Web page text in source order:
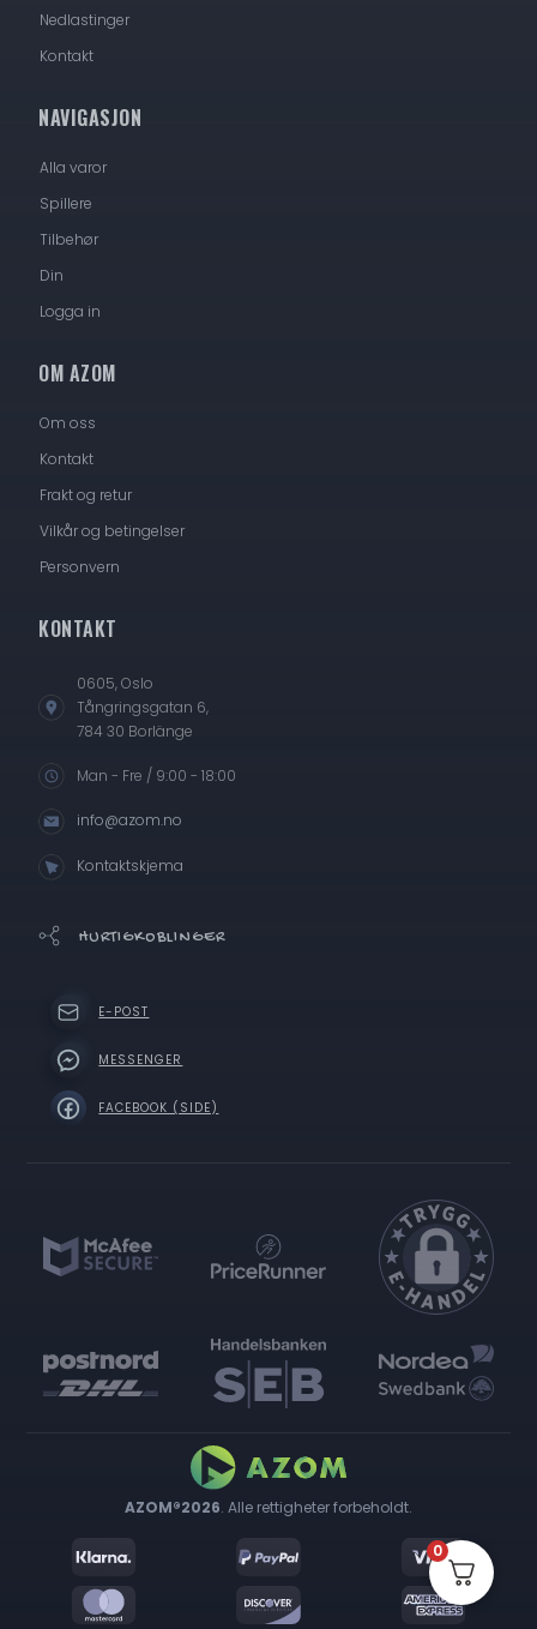
Nedlastinger
Kontakt
NAVIGASJON
Alla varor
Spillere
Tilbehør
Din
Logga in
OM AZOM
Om oss
Kontakt
Frakt og retur
Vilkår og betingelser
Personvern
KONTAKT
0605, Oslo
Tångringsgatan 6,
784 30 Borlänge
Man - Fre / 9:00 - 18:00
info@azom.no
Kontaktskjema
HURTIGKOBLINGER
E-POST
MESSENGER
FACEBOOK (SIDE)
AZOM®2026. Alle rettigheter forbeholdt.
0